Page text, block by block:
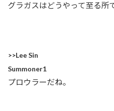
グラガスはどうやって至る所
>>Lee Sin
Summoner1
プロウラーだね。